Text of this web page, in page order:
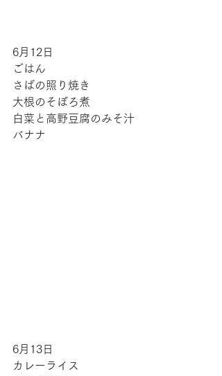
6月12日
ごはん
さばの照り焼き
大根のそぼろ煮
白菜と高野豆腐のみそ汁
バナナ
6月13日
カレーライス